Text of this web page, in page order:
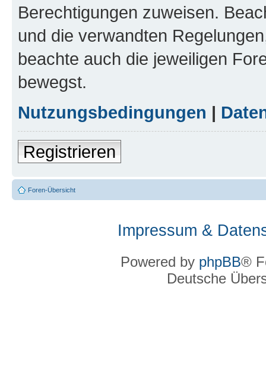
Berechtigungen zuweisen.
und die verwandten
beachte auch die jeweiligen
bewegst.
Nutzungsbedingungen |
Registrieren
Foren-Übersicht
Impressum &
Powered by phpBB®
Deutsche